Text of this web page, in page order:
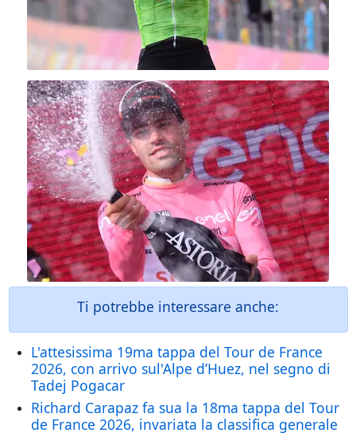
Ti potrebbe interessare anche:
L'attesissima 19ma tappa del Tour de France
2026, con arrivo sul'Alpe d’Huez, nel segno di
Tadej Pogacar
Richard Carapaz fa sua la 18ma tappa del Tour
de France 2026, invariata la classifica generale